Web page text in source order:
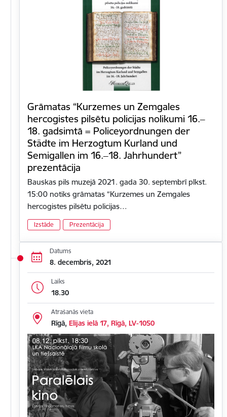
Grāmatas “Kurzemes un Zemgales
hercogistes pilsētu policijas nolikumi 16.‒
18. gadsimtā = Policeyordnungen der
Städte im Herzogtum Kurland und
Semigallen im 16.‒18. Jahrhundert”
prezentācija
Bauskas pils muzejā 2021. gada 30. septembrī plkst.
15:00 notiks grāmatas “Kurzemes un Zemgales
hercogistes pilsētu policijas…
Izstāde Prezentācija
Datums
8. decembris, 2021
Laiks
18.30
Atrašanās vieta
Rīgā, Elijas ielā 17, Rīgā, LV-1050